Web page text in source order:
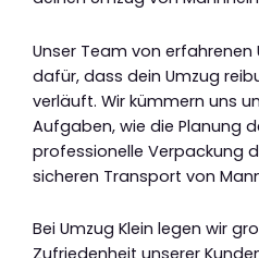
Unser Team von
dafür, dass dein Umzug
verläuft. Wir kümmern uns
Aufgaben, wie die Planung
professionelle Verpackung
sicheren Transport von
Bei Umzug Klein legen wir